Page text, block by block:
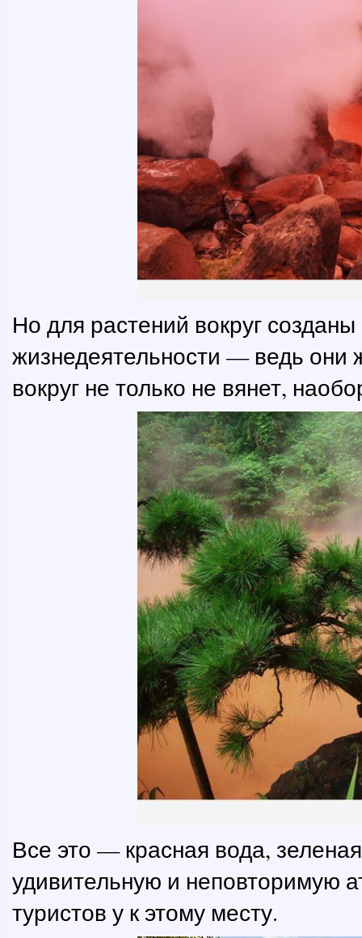
Но для растений вокруг
жизнедеятельности — ведь они
вокруг не только не вянет,
Все это — красная вода,
удивительную и неповторимую
туристов у к этому месту.